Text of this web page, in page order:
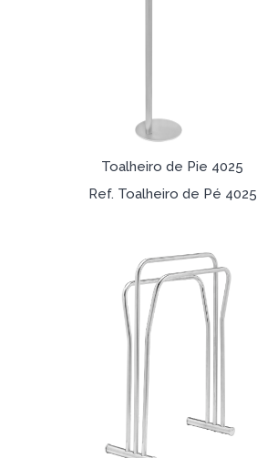
Toalheiro de Pie 4025
Ref. Toalheiro de Pé 4025